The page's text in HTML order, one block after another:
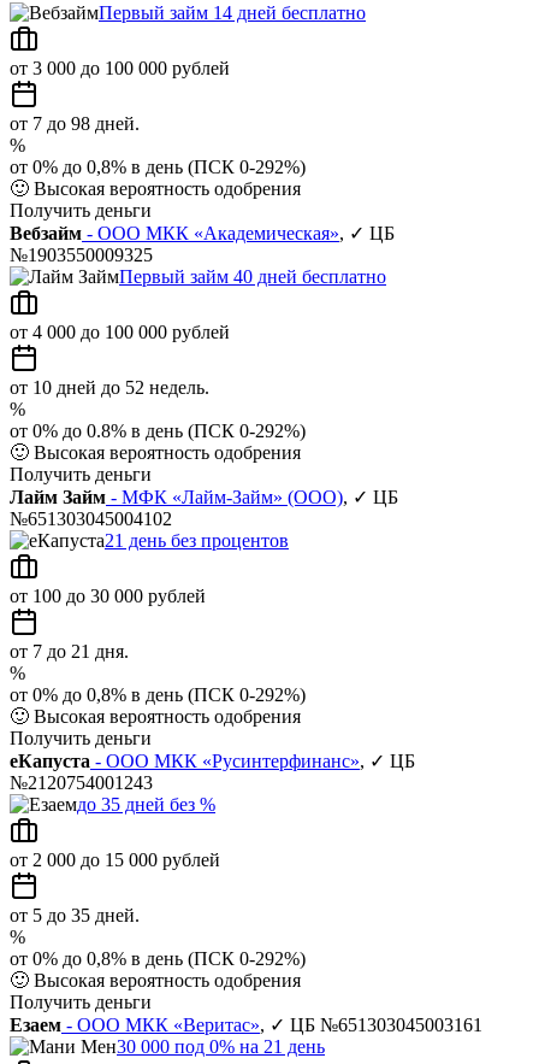
Первый займ 14 дней бесплатно
от 3 000 до 100 000 рублей
от 7 до 98 дней.
%
от 0% до 0,8% в день (ПСК 0-292%)
🙂 Высокая вероятность одобрения
Получить деньги
Вебзайм - ООО МКК «Академическая», ✓ ЦБ
№1903550009325
Первый займ 40 дней бесплатно
от 4 000 до 100 000 рублей
от 10 дней до 52 недель.
%
от 0% до 0.8% в день (ПСК 0-292%)
🙂 Высокая вероятность одобрения
Получить деньги
Лайм Займ - МФК «Лайм-Займ» (ООО), ✓ ЦБ
№651303045004102
21 день без процентов
от 100 до 30 000 рублей
от 7 до 21 дня.
%
от 0% до 0,8% в день (ПСК 0-292%)
🙂 Высокая вероятность одобрения
Получить деньги
еКапуста - ООО МКК «Русинтерфинанс», ✓ ЦБ
№2120754001243
до 35 дней без %
от 2 000 до 15 000 рублей
от 5 до 35 дней.
%
от 0% до 0,8% в день (ПСК 0-292%)
🙂 Высокая вероятность одобрения
Получить деньги
Езаем - ООО МКК «Веритас», ✓ ЦБ №651303045003161
30 000 под 0% на 21 день